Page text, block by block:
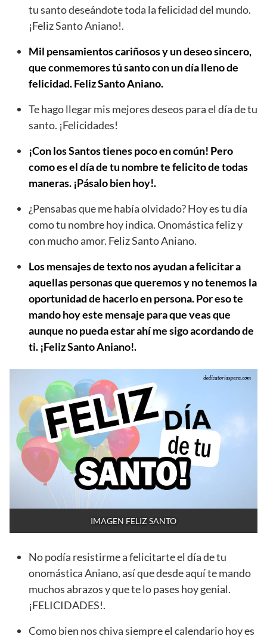
tu santo deseándote toda la felicidad del mundo.
¡Feliz Santo Aniano!.
Mil pensamientos cariñosos y un deseo sincero,
que conmemores tú santo con un día lleno de
felicidad. Feliz Santo Aniano.
Te hago llegar mis mejores deseos para el día de tu
santo. ¡Felicidades!
¡Con los Santos tienes poco en común! Pero
como es el día de tu nombre te felicito de todas
maneras. ¡Pásalo bien hoy!.
¿Pensabas que me había olvidado? Hoy es tu día
como tu nombre hoy indica. Onomástica feliz y
con mucho amor. Feliz Santo Aniano.
Los mensajes de texto nos ayudan a felicitar a
aquellas personas que queremos y no tenemos la
oportunidad de hacerlo en persona. Por eso te
mando hoy este mensaje para que veas que
aunque no pueda estar ahí me sigo acordando de
ti. ¡Feliz Santo Aniano!.
IMAGEN FELIZ SANTO
No podía resistirme a felicitarte el día de tu
onomástica Aniano, así que desde aquí te mando
muchos abrazos y que te lo pases hoy genial.
¡FELICIDADES!.
Como bien nos chiva siempre el calendario hoy es